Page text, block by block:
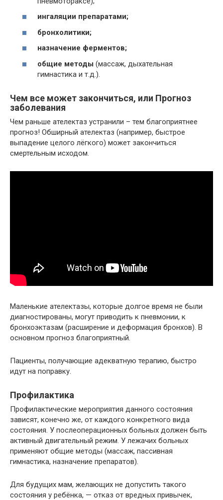
ингаляции препаратами;
бронхолитики;
назначение ферментов;
общие методы (массаж, дыхательная
гимнастика и т.д.).
Чем все может закончиться, или Прогноз
заболевания
Чем раньше ателектаз устранили – тем благоприятнее
прогноз! Обширный ателектаз (например, быстрое
выпадение целого лёгкого) может закончиться
смертельным исходом.
Маленькие ателектазы, которые долгое время не были
диагностированы, могут приводить к пневмонии, к
бронхоэктазам (расширение и деформация бронхов). В
основном прогноз благоприятный.
Пациенты, получающие адекватную терапию, быстро
идут на поправку.
Профилактика
Профилактические мероприятия данного состояния
зависят, конечно же, от каждого конкретного вида
состояния. У послеоперационных больных должен быть
активный двигательный режим. У лежачих больных
применяют общие методы (массаж, пассивная
гимнастика, назначение препаратов).
Для будущих мам, желающих не допустить такого
состояния у ребёнка, — отказ от вредных привычек,